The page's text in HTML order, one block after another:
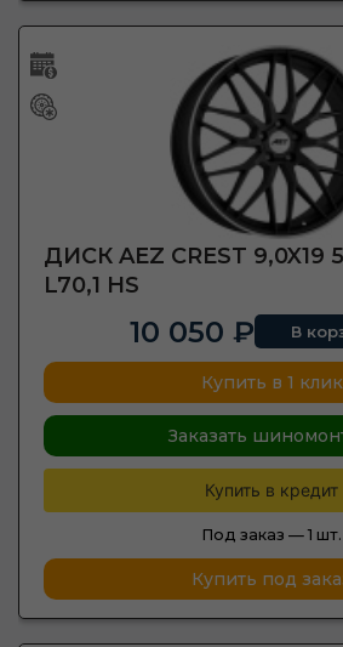
ДИСК AEZ CREST 9,0X19
L70,1 HS
10 050 ₽ В
Купить в 1 клик
Заказать
Купить в кредит
Под заказ — 1 шт.
Купить под